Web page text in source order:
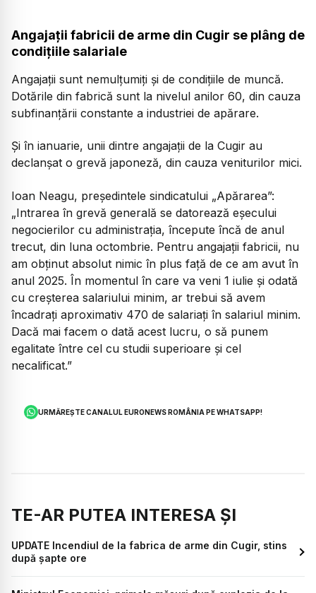
Angajații fabricii de arme din Cugir se plâng de
condițiile salariale
Angajații sunt nemulțumiți și de condițiile de muncă.
Dotările din fabrică sunt la nivelul anilor 60, din cauza
subfinanțării constante a industriei de apărare.
Și în ianuarie, unii dintre angajații de la Cugir au
declanșat o grevă japoneză, din cauza veniturilor mici.
Ioan Neagu, președintele sindicatului „Apărarea”:
„Intrarea în grevă generală se datorează eșecului
negocierilor cu administrația, începute încă de anul
trecut, din luna octombrie. Pentru angajații fabricii, nu
am obținut absolut nimic în plus față de ce am avut în
anul 2025. În momentul în care va veni 1 iulie și odată
cu creșterea salariului minim, ar trebui să avem
încadrați aproximativ 470 de salariați în salariul minim.
Dacă mai facem o dată acest lucru, o să punem
egalitate între cel cu studii superioare și cel
necalificat.”
URMĂREȘTE CANALUL EURONEWS ROMÂNIA PE WHATSAPP!
TE-AR PUTEA INTERESA ȘI
UPDATE Incendiul de la fabrica de arme din Cugir, stins
după șapte ore